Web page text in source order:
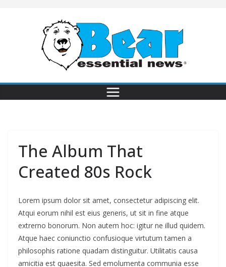
The Album That
Created 80s Rock
Lorem ipsum dolor sit amet, consectetur adipiscing elit.
Atqui eorum nihil est eius generis, ut sit in fine atque
extrerno bonorum. Non autem hoc: igitur ne illud quidem.
Atque haec coniunctio confusioque virtutum tamen a
philosophis ratione quadam distinguitur. Utilitatis causa
amicitia est quaesita. Sed emolumenta communia esse